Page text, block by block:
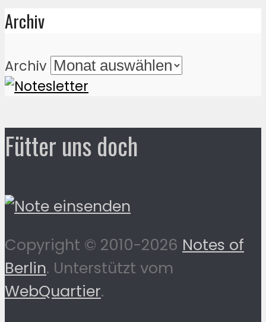
Archiv
Archiv
Fütter uns doch
Copyright © 2010-2026 Notes of
Berlin. Unterstützt vom
WebQuartier.